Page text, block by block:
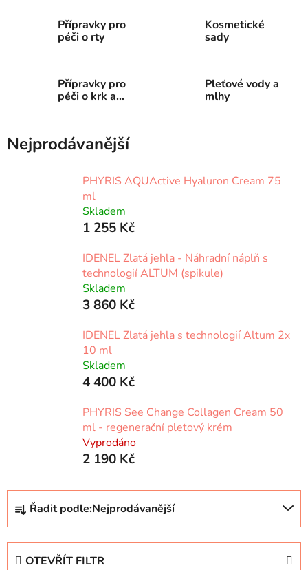
Přípravky pro
péči o rty
Kosmetické
sady
Přípravky pro
péči o krk a
Pleťové vody a
mlhy
Nejprodávanější
PHYRIS AQUActive Hyaluron Cream 75
ml
Skladem
1 255 Kč
IDENEL Zlatá jehla - Náhradní náplň s
technologií ALTUM (spikule)
Skladem
3 860 Kč
IDENEL Zlatá jehla s technologií Altum 2x
10 ml
Skladem
4 400 Kč
PHYRIS See Change Collagen Cream 50
ml - regenerační pleťový krém
Vyprodáno
2 190 Kč
Ř
z
Řadit podle:Nejprodávanější
OTEVŘÍT FILTR